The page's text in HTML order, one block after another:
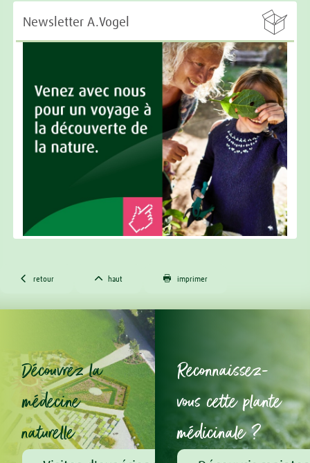

Newsletter A.Vogel
 retour  haut  imprimer
Découvrez la
médecine
naturelle
Reconnaissez-
vous cette plante
médicinale ?